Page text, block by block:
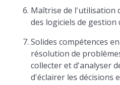
Maîtrise de l'utilisation
des logiciels de gestion
Solides compétences
résolution de
collecter et d'analyser
d'éclairer les décisions